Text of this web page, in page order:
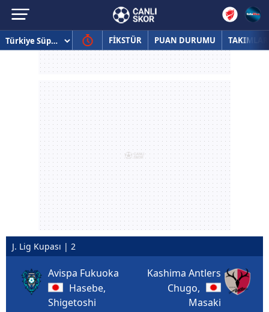
FİKSTÜR PUAN DURUMU TAKIMLAR
J. Lig Kupası | 2
Avispa Fukuoka
Hasebe,
Shigetoshi
Kashima Antlers
Chugo,
Masaki